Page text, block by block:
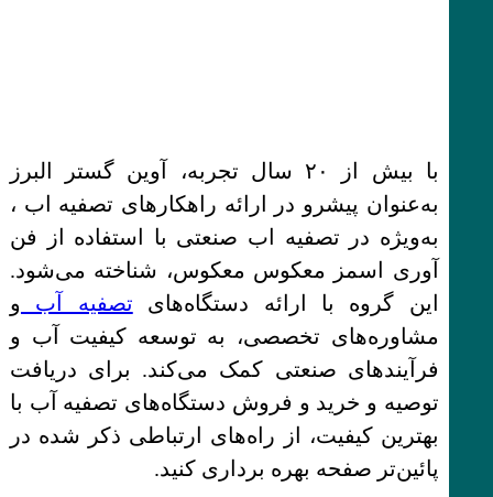
با بیش از ۲۰ سال تجربه، آوین گستر البرز
به‌عنوان پیشرو در ارائه راهکارهای تصفیه اب ،
به‌ویژه در تصفیه اب صنعتی با استفاده از فن
آوری اسمز معکوس معکوس، شناخته می‌شود.
این گروه با ارائه دستگاه‌های تصفیه آب و
مشاوره‌های تخصصی، به توسعه کیفیت آب و
فرآیندهای صنعتی کمک می‌کند. برای دریافت
توصیه و خرید و فروش دستگاه‌های تصفیه آب با
بهترین کیفیت، از راه‌های ارتباطی ذکر شده در
پائین‌تر صفحه بهره برداری کنید.